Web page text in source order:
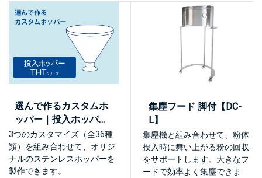
選んで作るカスタムホ
ッパー｜投入ホッパー
THTシリーズ
3つのカスタマイズ（全36種
類）を組み合わせて、オリジ
ナルのステンレスホッパーを
製作できます。
集塵フード 脚付【DC-
L】
集塵機と組み合わせて、粉体
投入時に舞い上がる粉の回収
をサポートします。大きなフ
ードで効率よく集塵できま